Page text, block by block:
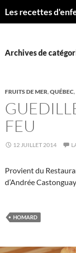
Les recettes
Archives de
FRUITS DE MER,QUÉBEC,
FEU
12 JUILLET 2014
Provient du
d’Andrée
HOMARD